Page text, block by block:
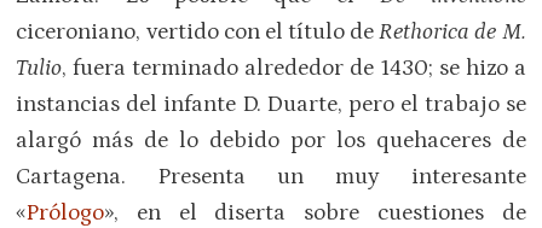
ciceroniano, vertido con el título deRethorica de M.
Tulio, fuera terminado alrededor de 1430; se hizo a
instancias del infante D. Duarte, pero el trabajo se
alargó más de lo debido por los quehaceres de
Cartagena. Presenta un muy interesante
«Prólogo», en el diserta sobre cuestiones de